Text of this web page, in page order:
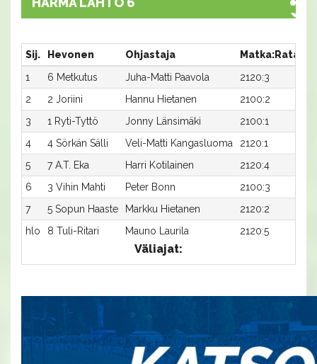
Sij. Hevonen Ohjastaja Matka:Rata
1
6 Metkutus Juha-Matti Paavola 2120:3
2
2 Joriini Hannu Hietanen 2100:2
3
1 Ryti-Tyttö Jonny Länsimäki 2100:1
4
4 Sörkän Sälli Veli-Matti Kangasluoma 2120:1
5
7 A.T. Eka Harri Kotilainen 2120:4
6
3 Vihin Mahti Peter Bonn 2100:3
7
5 Sopun Haaste Markku Hietanen 2120:2
hlo
8 Tuli-Ritari Mauno Laurila 2120:5
Väliajat: